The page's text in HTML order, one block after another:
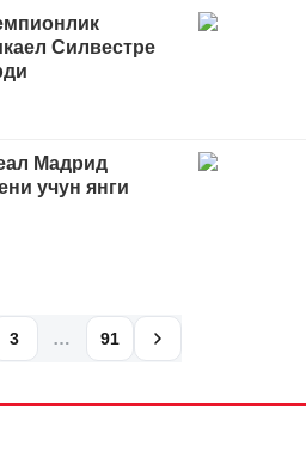
Силвестре
Мадрид
учун янги
3 … 91